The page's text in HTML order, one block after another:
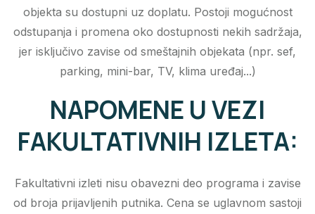
objekta su dostupni uz doplatu. Postoji mogućnost
odstupanja i promena oko dostupnosti nekih sadržaja,
jer isključivo zavise od smeštajnih objekata (npr. sef,
parking, mini-bar, TV, klima uređaj...)
NAPOMENE U VEZI
FAKULTATIVNIH IZLETA:
Fakultativni izleti nisu obavezni deo programa i zavise
od broja prijavljenih putnika. Cena se uglavnom sastoji